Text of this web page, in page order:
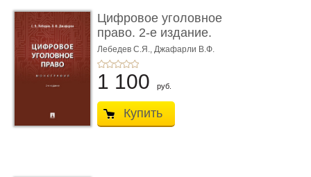
Цифровое уголовное
право. 2-е издание.
Монограф ...
Лебедев С.Я., Джафарли В.Ф.
1 100 руб.
Купить